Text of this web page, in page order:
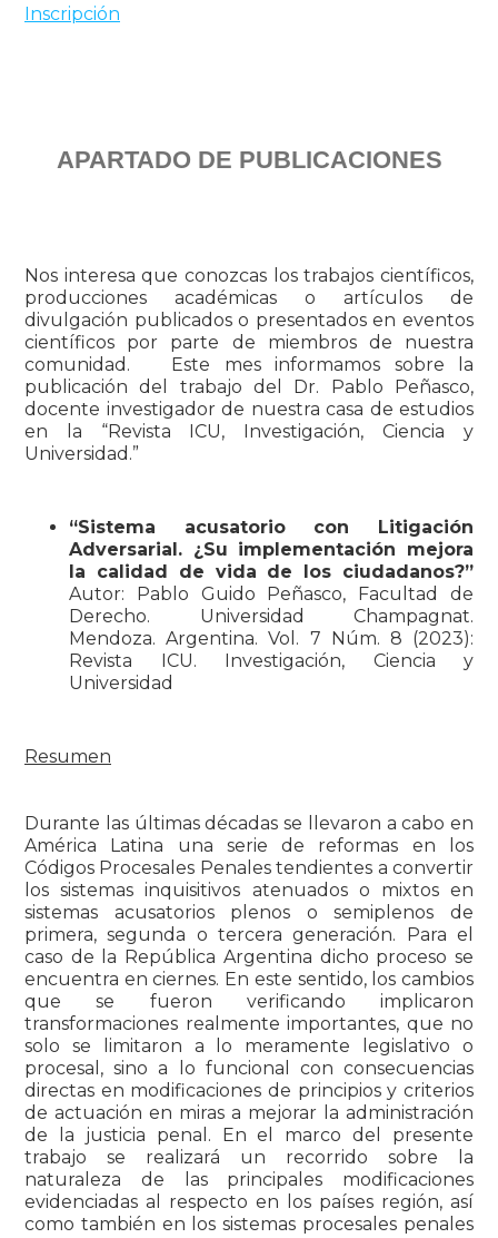
Inscripción
APARTADO DE PUBLICACIONES
Nos interesa que conozcas los trabajos científicos,
producciones académicas o artículos de
divulgación publicados o presentados en eventos
científicos por parte de miembros de nuestra
comunidad. Este mes informamos sobre la
publicación del trabajo del Dr. Pablo Peñasco,
docente investigador de nuestra casa de estudios
en la “Revista ICU, Investigación, Ciencia y
Universidad.”
“Sistema acusatorio con Litigación
Adversarial. ¿Su implementación mejora
la calidad de vida de los ciudadanos?”
Autor: Pablo Guido Peñasco, Facultad de
Derecho. Universidad Champagnat.
Mendoza. Argentina. Vol. 7 Núm. 8 (2023):
Revista ICU. Investigación, Ciencia y
Universidad
Resumen
Durante las últimas décadas se llevaron a cabo en
América Latina una serie de reformas en los
Códigos Procesales Penales tendientes a convertir
los sistemas inquisitivos atenuados o mixtos en
sistemas acusatorios plenos o semiplenos de
primera, segunda o tercera generación. Para el
caso de la República Argentina dicho proceso se
encuentra en ciernes. En este sentido, los cambios
que se fueron verificando implicaron
transformaciones realmente importantes, que no
solo se limitaron a lo meramente legislativo o
procesal, sino a lo funcional con consecuencias
directas en modificaciones de principios y criterios
de actuación en miras a mejorar la administración
de la justicia penal. En el marco del presente
trabajo se realizará un recorrido sobre la
naturaleza de las principales modificaciones
evidenciadas al respecto en los países región, así
como también en los sistemas procesales penales